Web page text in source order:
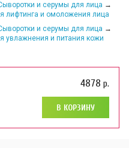
и серумы для лица →
лифтинга и омоложения лица
и серумы для лица →
увлажнения и питания кожи
4878 р.
В КОРЗИНУ